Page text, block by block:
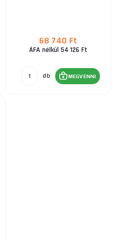
68 740 Ft
ÁFA nélkül 54 126 Ft
db MEGVENNI